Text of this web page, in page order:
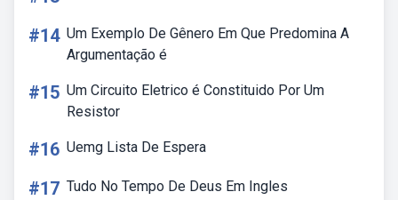
#14 Um Exemplo De Gênero Em Que Predomina A
Argumentação é
#15 Um Circuito Eletrico é Constituido Por Um
Resistor
#16 Uemg Lista De Espera
#17 Tudo No Tempo De Deus Em Ingles